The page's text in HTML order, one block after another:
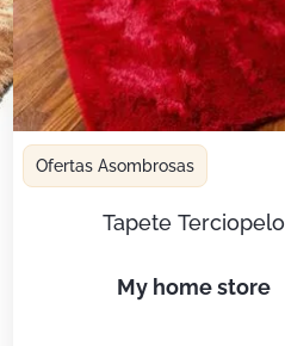
Ofertas Asombrosas
Tapete Terciopelo
my home store